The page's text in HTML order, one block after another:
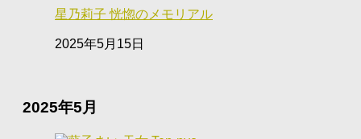
星乃莉子 恍惚のメモリアル
2025年5月15日
2025年5月